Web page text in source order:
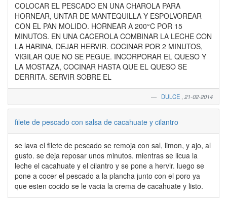
COLOCAR EL PESCADO EN UNA CHAROLA PARA
HORNEAR, UNTAR DE MANTEQUILLA Y ESPOLVOREAR
CON EL PAN MOLIDO. HORNEAR A 200°C POR 15
MINUTOS. EN UNA CACEROLA COMBINAR LA LECHE CON
LA HARINA, DEJAR HERVIR. COCINAR POR 2 MINUTOS,
VIGILAR QUE NO SE PEGUE. INCORPORAR EL QUESO Y
LA MOSTAZA, COCINAR HASTA QUE EL QUESO SE
DERRITA. SERVIR SOBRE EL
DULCE 21-02-2014
filete de pescado con salsa de cacahuate y cilantro
se lava el filete de pescado se remoja con sal, limon, y ajo, al
gusto. se deja reposar unos minutos. mientras se licua la
leche el cacahuate y el cilantro y se pone a hervir. luego se
pone a cocer el pescado a la plancha junto con el poro ya
que esten cocido se le vacia la crema de cacahuate y listo.